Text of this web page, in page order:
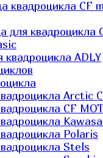
квадроцикла СF
для квадроцикла
ADLY
Arctic
CF
Polaris
Stels